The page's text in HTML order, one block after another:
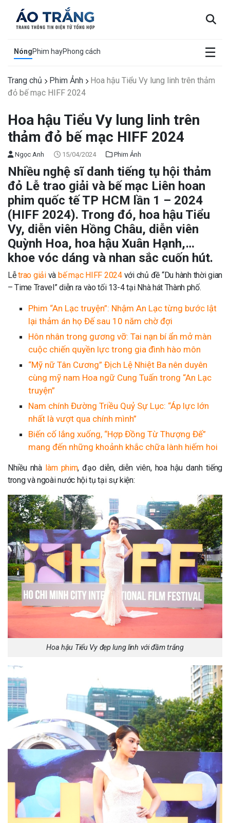
NóngPhim hayPhong cách ☰
×
Trang chủ Phim Ảnh
Hoa hậu Tiểu Vy lung linh trên thảm
đỏ bế mạc HIFF 2024
Hoa hậu Tiểu Vy lung linh trên
thảm đỏ bế mạc HIFF 2024
Ngọc Anh 15/04/2024 Phim Ảnh
Nhiều nghệ sĩ danh tiếng tụ hội thảm
đỏ Lễ trao giải và bế mạc Liên hoan
phim quốc tế TP HCM lần 1 – 2024
(HIFF 2024). Trong đó, hoa hậu Tiểu
Vy, diễn viên Hồng Châu, diễn viên
Quỳnh Hoa, hoa hậu Xuân Hạnh,…
khoe vóc dáng và nhan sắc cuốn hút.
Lễtrao giảivà bế mạc HIFF 2024với chủ đề “Du hành thời gian
– Time Travel” diễn ra vào tối 13-4 tại Nhà hát Thành phố.
Phim “An Lạc truyện”: Nhậm An Lạc từng bước lật
lại thảm án họ Đế sau 10 năm chờ đợi
Hôn nhân trong gương vỡ: Tai nạn bí ẩn mở màn
cuộc chiến quyền lực trong gia đình hào môn
“Mỹ nữ Tân Cương” Địch Lệ Nhiệt Ba nên duyên
cùng mỹ nam Hoa ngữ Cung Tuấn trong “An Lạc
truyện”
Nam chính Đường Triều Quỷ Sự Lục: “Áp lực lớn
nhất là vượt qua chính mình”
Biến cố lắng xuống, “Hợp Đồng Từ Thượng Đế”
mang đến những khoảnh khắc chữa lành hiếm hoi
Nhiều nhà làm phim, đạo diễn, diễn viên, hoa hậu danh tiếng
trong và ngoài nước hội tụ tại sự kiện:
Hoa hậu Tiểu Vy đẹp lung linh với đầm trắng